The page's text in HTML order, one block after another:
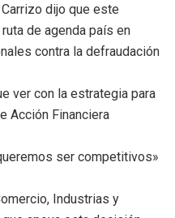
dijo que este
de agenda país en
contra la defraudación
ver con la estrategia para
Acción Financiera
ser competitivos»
Industrias y